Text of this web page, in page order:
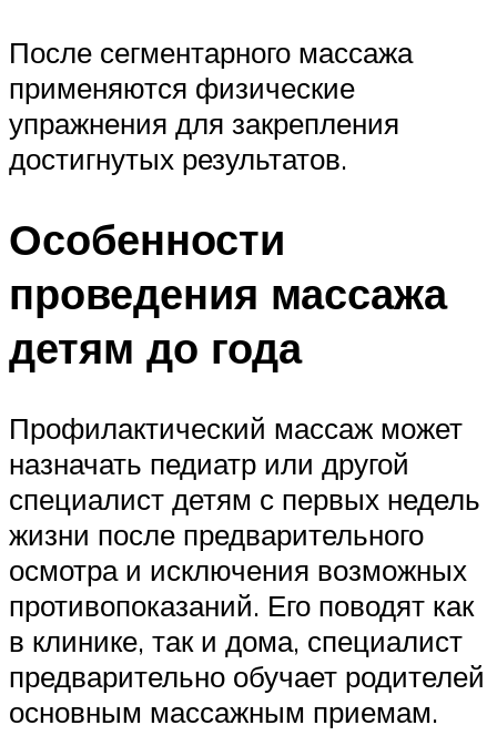
После сегментарного массажа
применяются физические
упражнения для закрепления
достигнутых результатов.
Особенности
проведения массажа
детям до года
Профилактический массаж может
назначать педиатр или другой
специалист детям с первых недель
жизни после предварительного
осмотра и исключения возможных
противопоказаний. Его поводят как
в клинике, так и дома, специалист
предварительно обучает родителей
основным массажным приемам.